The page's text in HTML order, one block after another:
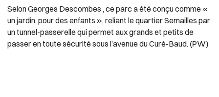
Selon Georges Descombes , ce parc a été conçu comme «
un jardin, pour des enfants », reliant le quartier Semailles par
un tunnel-passerelle qui permet aux grands et petits de
passer en toute sécurité sous l’avenue du Curé-Baud. (PW)